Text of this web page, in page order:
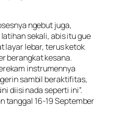
ngebut juga,
sekali, abis itu gue
layar lebar, terus ketok
berangkat kesana.
instrumennya
sambil beraktifitas,
diisi nada seperti ini”.
tanggal 16-19 September